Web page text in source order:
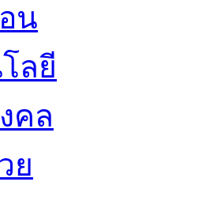
น
ลยี
คล
ย